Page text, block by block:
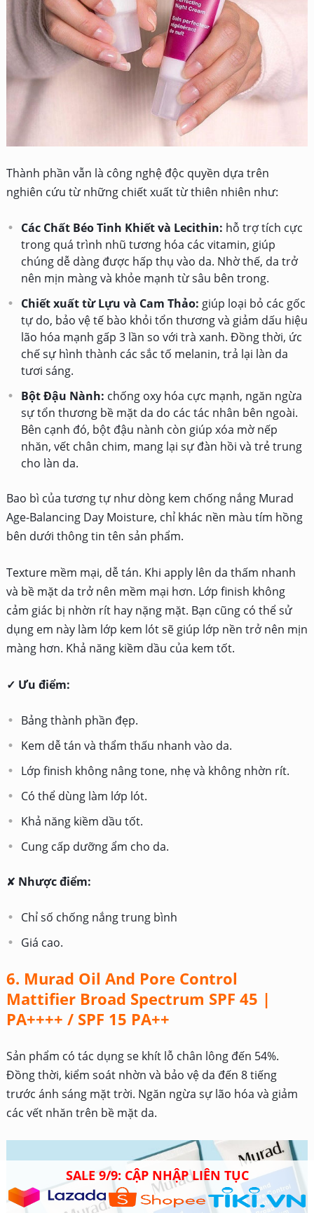
Thành phần vẫn là công nghệ độc quyền dựa trên
nghiên cứu từ những chiết xuất từ thiên nhiên như:
Các Chất Béo Tinh Khiết và Lecithin: hỗ trợ tích cực
trong quá trình nhũ tương hóa các vitamin, giúp
chúng dễ dàng được hấp thụ vào da. Nhờ thế, da trở
nên mịn màng và khỏe mạnh từ sâu bên trong.
Chiết xuất từ Lựu và Cam Thảo: giúp loại bỏ các gốc
tự do, bảo vệ tế bào khỏi tổn thương và giảm dấu hiệu
lão hóa mạnh gấp 3 lần so với trà xanh. Đồng thời, ức
chế sự hình thành các sắc tố melanin, trả lại làn da
tươi sáng.
Bột Đậu Nành: chống oxy hóa cực mạnh, ngăn ngừa
sự tổn thương bề mặt da do các tác nhân bên ngoài.
Bên cạnh đó, bột đậu nành còn giúp xóa mờ nếp
nhăn, vết chân chim, mang lại sự đàn hồi và trẻ trung
cho làn da.
Bao bì của tương tự như dòng kem chống nắng Murad
Age-Balancing Day Moisture, chỉ khác nền màu tím hồng
bên dưới thông tin tên sản phẩm.
Texture mềm mại, dễ tán. Khi apply lên da thấm nhanh
và bề mặt da trở nên mềm mại hơn. Lớp finish không
cảm giác bị nhờn rít hay nặng mặt. Bạn cũng có thể sử
dụng em này làm lớp kem lót sẽ giúp lớp nền trở nên mịn
màng hơn. Khả năng kiềm dầu của kem tốt.
✓ Ưu điểm:
Bảng thành phần đẹp.
Kem dễ tán và thẩm thấu nhanh vào da.
Lớp finish không nâng tone, nhẹ và không nhờn rít.
Có thể dùng làm lớp lót.
Khả năng kiềm dầu tốt.
Cung cấp dưỡng ẩm cho da.
✘ Nhược điểm:
Chỉ số chống nắng trung bình
Giá cao.
6. Murad Oil And Pore Control
Mattifier Broad Spectrum SPF 45 |
PA++++ / SPF 15 PA++
Sản phẩm có tác dụng se khít lỗ chân lông đến 54%.
Đồng thời, kiểm soát nhờn và bảo vệ da đến 8 tiếng
trước ánh sáng mặt trời. Ngăn ngừa sự lão hóa và giảm
các vết nhăn trên bề mặt da.
SALE 9/9: CẬP NHẬP LIÊN TỤC